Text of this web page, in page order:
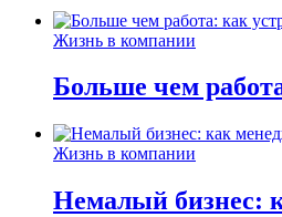
Жизнь в компании
Больше чем
Жизнь в компании
Немалый бизнес: